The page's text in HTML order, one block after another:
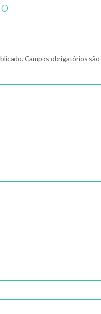
Campos obrigatórios